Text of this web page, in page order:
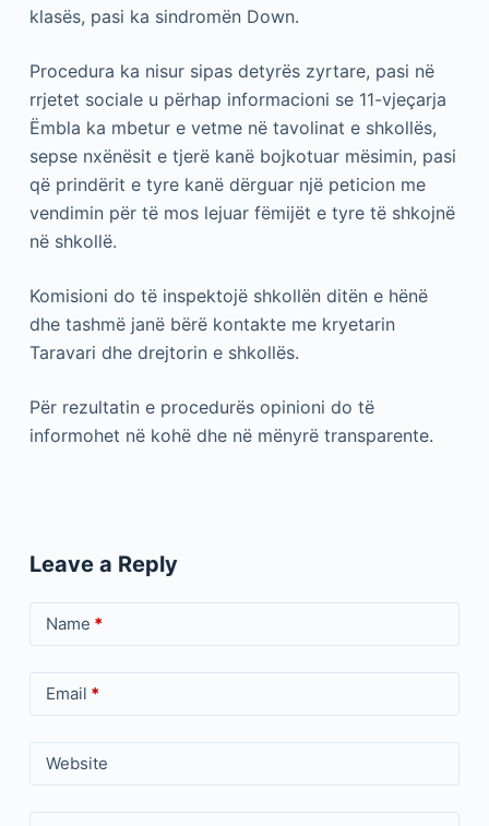
klasës, pasi ka sindromën Down.
Procedura ka nisur sipas detyrës zyrtare, pasi në
rrjetet sociale u përhap informacioni se 11-vjeçarja
Ëmbla ka mbetur e vetme në tavolinat e shkollës,
sepse nxënësit e tjerë kanë bojkotuar mësimin, pasi
që prindërit e tyre kanë dërguar një peticion me
vendimin për të mos lejuar fëmijët e tyre të shkojnë
në shkollë.
Komisioni do të inspektojë shkollën ditën e hënë
dhe tashmë janë bërë kontakte me kryetarin
Taravari dhe drejtorin e shkollës.
Për rezultatin e procedurës opinioni do të
informohet në kohë dhe në mënyrë transparente.
Leave a Reply
Name *
Email *
Website